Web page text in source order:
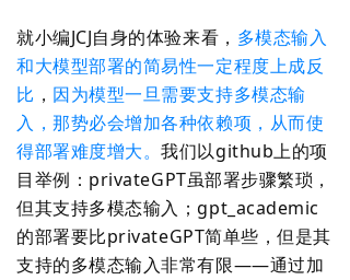
就小编JCJ自身的体验来看， 多模态输入
和大模型部署的简易性一定程度上成反
比 ， 因为模型一旦需要支持多模态输
入，那势必会增加各种依赖项，从而使
得部署难度增大。我们以github上的项
目举例：privateGPT虽部署步骤繁琐，
但其支持多模态输入；gpt_academic
的部署要比privateGPT简单些，但是其
支持的多模态输入非常有限——通过加